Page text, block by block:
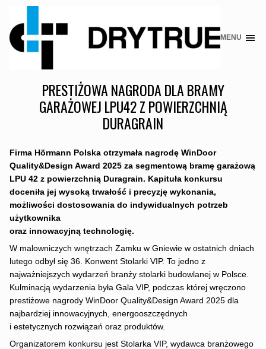
Skip
MENU
PRESTIŻOWA NAGRODA DLA BRAMY
GARAŻOWEJ LPU42 Z POWIERZCHNIĄ
DURAGRAIN
Firma Hörmann Polska otrzymała nagrodę WinDoor
Quality&Design Award 2025 za segmentową bramę garażową
LPU 42 z powierzchnią Duragrain. Kapituła konkursu
doceniła jej wysoką trwałość i precyzję wykonania,
możliwości dostosowania do indywidualnych potrzeb
użytkownika
oraz innowacyjną technologię.
W malowniczych wnętrzach Zamku w Gniewie w ostatnich dniach
lutego odbył się 36. Konwent Stolarki VIP. To jedno z
najważniejszych wydarzeń branży stolarki budowlanej w Polsce.
Kulminacją wydarzenia była Gala VIP, podczas której wręczono
prestiżowe nagrody WinDoor Quality&Design Award 2025 dla
najbardziej innowacyjnych, energooszczędnych
i estetycznych rozwiązań oraz produktów.
Organizatorem konkursu jest Stolarka VIP, wydawca branżowego